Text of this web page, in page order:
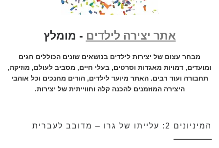
אתר יצירה לילדים - מומלץ
מבחר עצום של יצירות לילדים בנושאים שונים הכוללים חגים
ומועדים, דמויות מאגדות וסרטים, בעלי חיים, מסביב לעולם, מוזיקה,
תחבורה ועוד רבים. האתר מיועד לילדים, הורים מחנכים וכל אוהבי
היצירה המוזמנים להכנה קלה וחווייתית של יצירות.
המיניונים 2: עלייתו של גרו – מדובב לעברית